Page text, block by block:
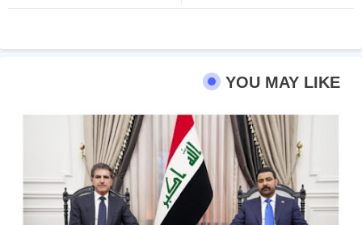
YOU MAY LIKE